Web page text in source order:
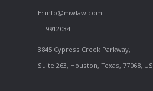
E: info@mwlaw.com
T: 9912034
3845 Cypress Creek Parkway,
Suite 263, Houston, Texas, 77068, US